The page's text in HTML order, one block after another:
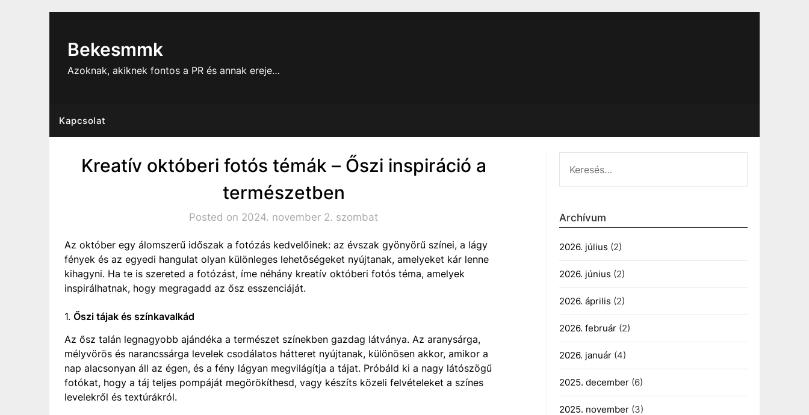
Bekesmmk
Azoknak, akiknek fontos a PR és annak ereje…
Kapcsolat
Kreatív októberi fotós témák – Őszi inspiráció a
természetben
Posted on 2024. november 2. szombat
Az október egy álomszerű időszak a fotózás kedvelőinek: az évszak gyönyörű színei, a lágy
fények és az egyedi hangulat olyan különleges lehetőségeket nyújtanak, amelyeket kár lenne
kihagyni. Ha te is szereted a fotózást, íme néhány kreatív októberi fotós téma, amelyek
inspirálhatnak, hogy megragadd az ősz esszenciáját.
1. Őszi tájak és színkavalkád
Az ősz talán legnagyobb ajándéka a természet színekben gazdag látványa. Az aranysárga,
mélyvörös és narancssárga levelek csodálatos hátteret nyújtanak, különösen akkor, amikor a
nap alacsonyan áll az égen, és a fény lágyan megvilágítja a tájat. Próbáld ki a nagy látószögű
fotókat, hogy a táj teljes pompáját megörökíthesd, vagy készíts közeli felvételeket a színes
levelekről és textúrákról.
Archívum
2026. július (2)
2026. június (2)
2026. április (2)
2026. február(2)
2026. január(4)
2025. december(6)
2025. november(3)